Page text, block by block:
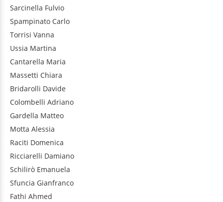
Sarcinella Fulvio
Spampinato Carlo
Torrisi Vanna
Ussia Martina
Cantarella Maria
Massetti Chiara
Bridarolli Davide
Colombelli Adriano
Gardella Matteo
Motta Alessia
Raciti Domenica
Ricciarelli Damiano
Schilirò Emanuela
Sfuncia Gianfranco
Fathi Ahmed